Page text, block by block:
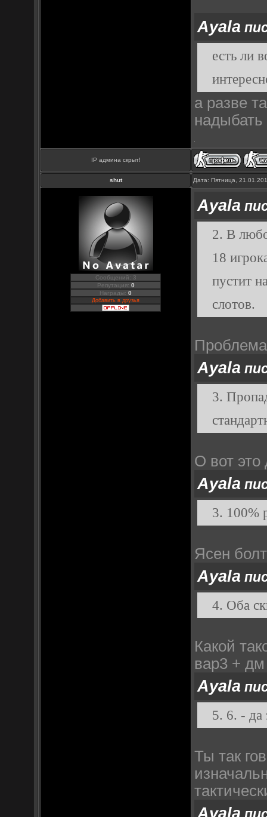
Ayala
есть ли
а разве
надыбать
IP админа скрыт!
shut Дата: Пятница,
Сообщений: 3
Репутация: 0
Награды:0
Добавить в друзья
Ayala
2. В
18
пустит
слотов.
Проблема
Ayala
3.
О вот это
Ayala
3. 100%
Ясен
Ayala
4. Оба
Какой
вар3 + дм
Ayala
5. 6. - да
Ты так